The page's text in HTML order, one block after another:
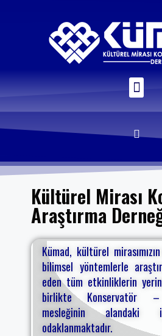
Kültürel Mirası
Araştırma
Kümad, kültürel
bilimsel yöntemlerle
eden tüm etkinliklerin
birlikte Konservatör –
mesleğinin alandaki
odaklanmaktadır.